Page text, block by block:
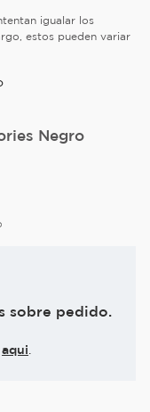
igualar los
estos pueden variar
Negro
sobre pedido.
aqui